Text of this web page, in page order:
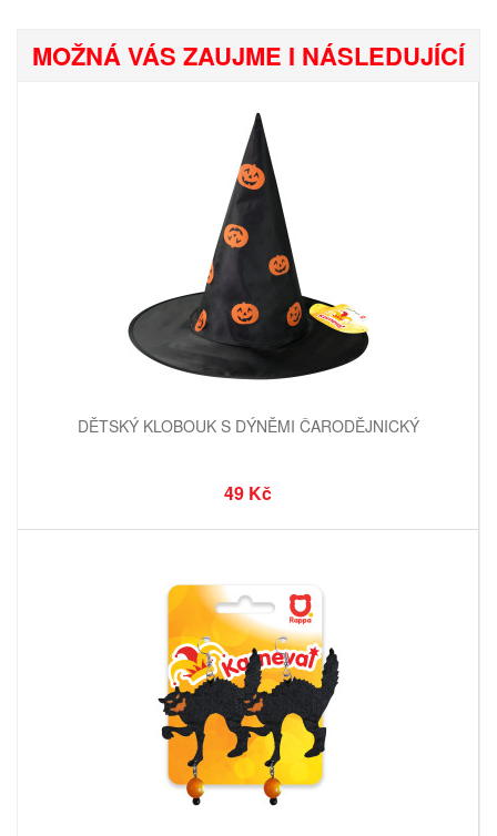
MOŽNÁ VÁS ZAUJME I NÁSLEDUJÍCÍ
DĚTSKÝ KLOBOUK S DÝNĚMI ČARODĚJNICKÝ
49 Kč